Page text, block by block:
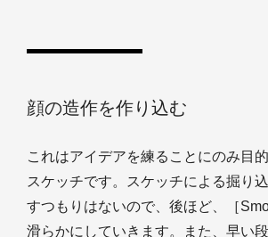
顔の造作を作り込む
これはアイデアを練ることにのみ目
スケッチです。スケッチによる掘り
すつもりはないので、後ほど、［
滑らかにしていきます。また、早い